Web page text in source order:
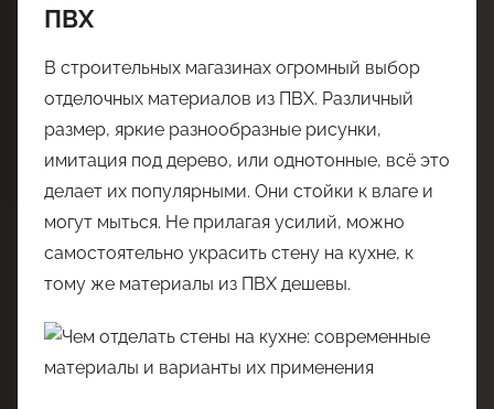
ПВХ
В строительных магазинах огромный выбор
отделочных материалов из ПВХ. Различный
размер, яркие разнообразные рисунки,
имитация под дерево, или однотонные, всё это
делает их популярными. Они стойки к влаге и
могут мыться. Не прилагая усилий, можно
самостоятельно украсить стену на кухне, к
тому же материалы из ПВХ дешевы.